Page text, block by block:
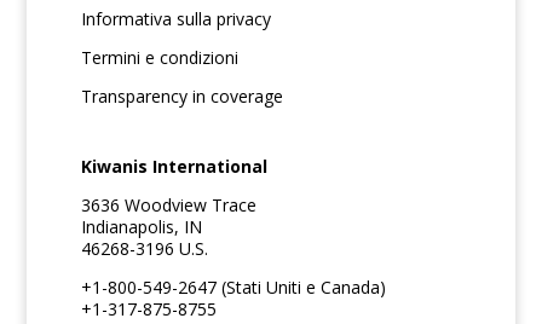
Informativa sulla privacy
Termini e condizioni
Transparency in coverage
Kiwanis International
3636 Woodview Trace
Indianapolis, IN
46268-3196 U.S.
+1-800-549-2647 (Stati Uniti e Canada)
+1-317-875-8755